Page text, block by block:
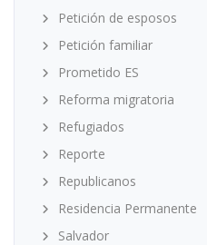
Petición de esposos
Petición familiar
Prometido ES
Reforma migratoria
Refugiados
Reporte
Republicanos
Residencia Permanente
Salvador